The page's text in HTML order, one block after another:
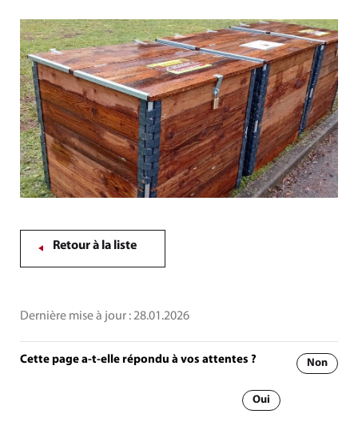
Retour à la liste
Dernière mise à jour :28.01.2026
Cette page a-t-elle répondu à vos attentes ? Non
Oui